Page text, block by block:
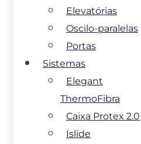
Elevatórias
Oscilo-paralelas
Portas
Sistemas
Elegant
ThermoFibra
Caixa Protex 2.0
Islide